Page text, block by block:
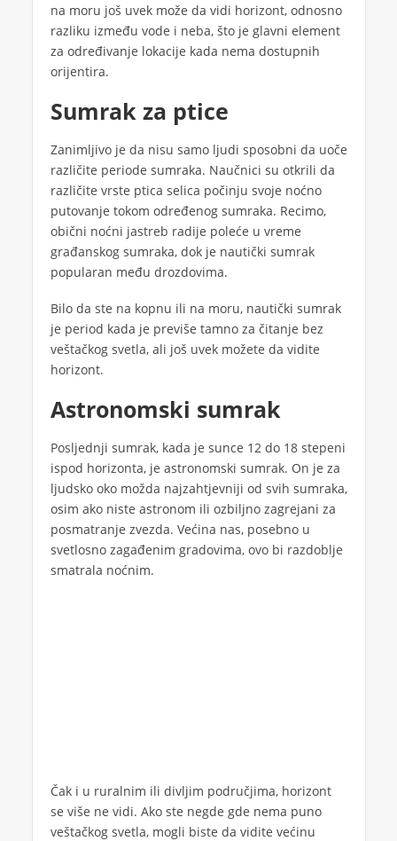
na moru još uvek može da vidi horizont, odnosno
razliku između vode i neba, što je glavni element
za određivanje lokacije kada nema dostupnih
orijentira.
Sumrak za ptice
Zanimljivo je da nisu samo ljudi sposobni da uoče
različite periode sumraka. Naučnici su otkrili da
različite vrste ptica selica počinju svoje noćno
putovanje tokom određenog sumraka. Recimo,
obični noćni jastreb radije poleće u vreme
građanskog sumraka, dok je nautički sumrak
popularan među drozdovima.
Bilo da ste na kopnu ili na moru, nautički sumrak
je period kada je previše tamno za čitanje bez
veštačkog svetla, ali još uvek možete da vidite
horizont.
Astronomski sumrak
Posljednji sumrak, kada je sunce 12 do 18 stepeni
ispod horizonta, je astronomski sumrak. On je za
ljudsko oko možda najzahtjevniji od svih sumraka,
osim ako niste astronom ili ozbiljno zagrejani za
posmatranje zvezda. Većina nas, posebno u
svetlosno zagađenim gradovima, ovo bi razdoblje
smatrala noćnim.
Čak i u ruralnim ili divljim područjima, horizont
se više ne vidi. Ako ste negde gde nema puno
veštačkog svetla, mogli biste da vidite većinu